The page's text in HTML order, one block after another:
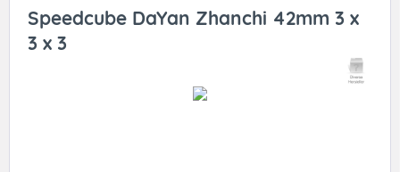
Speedcube DaYan Zhanchi 42mm 3 x
3 x 3